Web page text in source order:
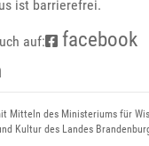
ist barrierefrei.
auf: facebook
Mitteln des Ministeriums für
Kultur des Landes